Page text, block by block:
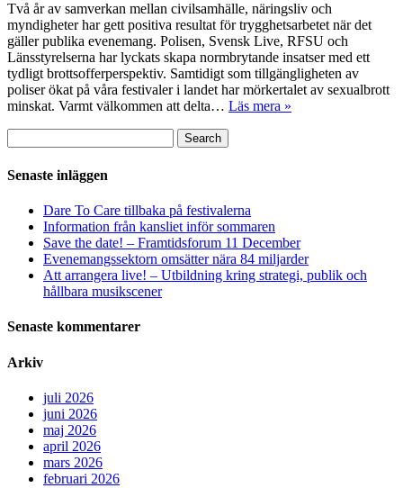
Två år av samverkan mellan civilsamhälle, näringsliv och
myndigheter har gett positiva resultat för trygghetsarbetet när det
gäller publika evenemang. Polisen, Svensk Live, RFSU och
Länsstyrelserna har lyckats skapa normbrytande insatser med ett
tydligt brottsofferperspektiv. Samtidigt som tillgängligheten av
poliser ökat på våra festivaler i landet har mörkertalet av sexualbrott
minskat. Varmt välkommen att delta… Läs mera »
efter:
Search
Senaste inläggen
Dare To Care tillbaka på festivalerna
Information från kansliet inför sommaren
Save the date! – Framtidsforum 11 December
Evenemangssektorn omsätter nära 84 miljarder
Att arrangera live! – Utbildning kring strategi, publik och
hållbara musikscener
Senaste kommentarer
Arkiv
juli 2026
juni 2026
maj 2026
april 2026
mars 2026
februari 2026